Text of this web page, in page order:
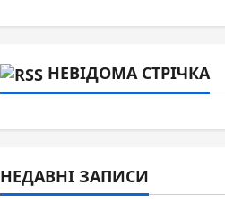
НЕВІДОМА СТРІЧКА
НЕДАВНІ ЗАПИСИ